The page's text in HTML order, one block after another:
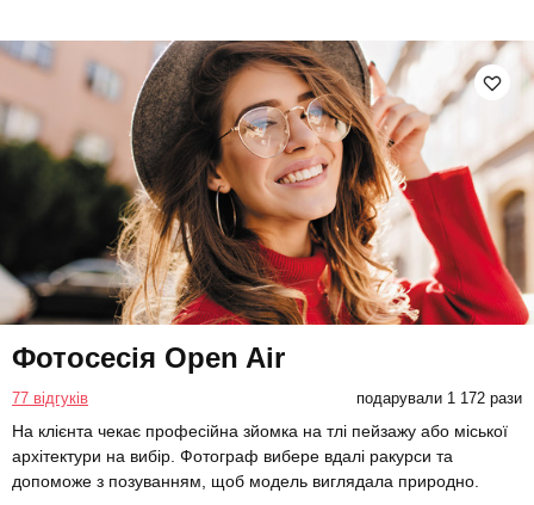
Фотосесія Open Air
77 відгуків подарували 1 172 рази
На клієнта чекає професійна зйомка на тлі пейзажу або міської
архітектури на вибір. Фотограф вибере вдалі ракурси та
допоможе з позуванням, щоб модель виглядала природно.